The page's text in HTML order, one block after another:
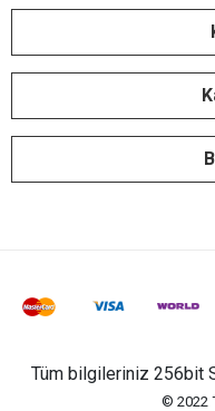
Tüm bilgileriniz 256bit
© 2022